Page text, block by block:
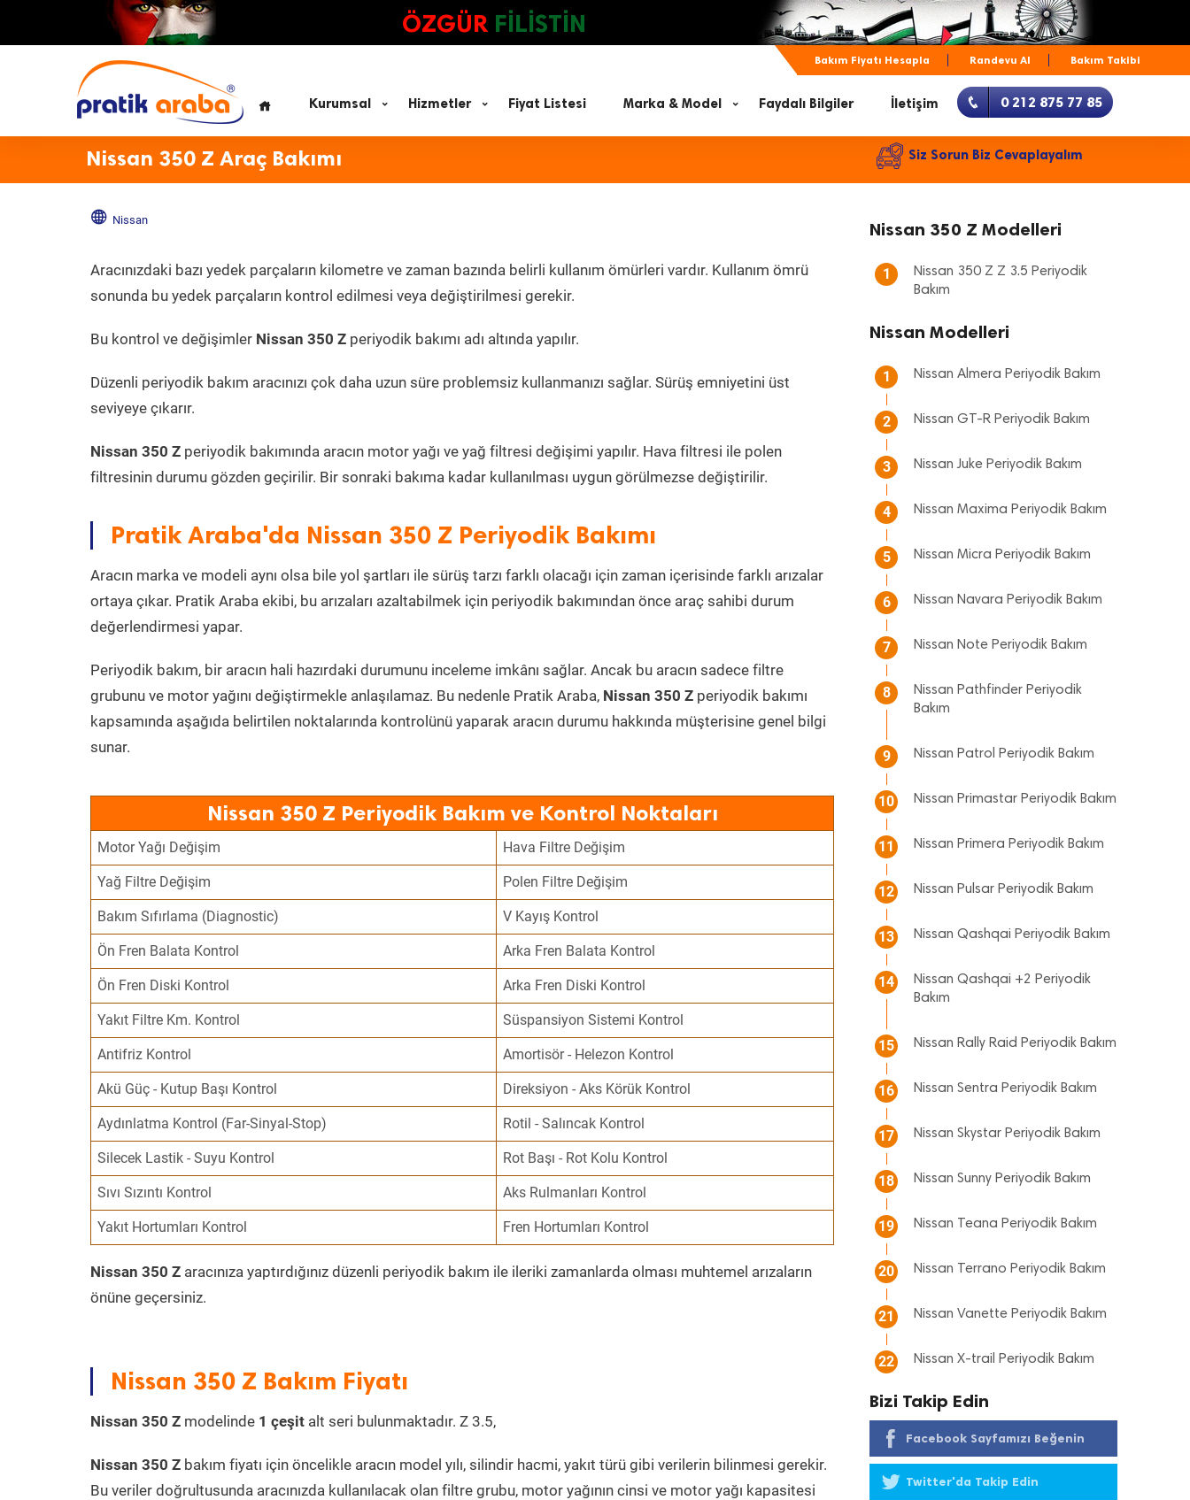
ÖZGÜR FİLİSTİN
Bakım Fiyatı Hesapla Randevu Al Bakım Takibi
Kurumsal Hizmetler Fiyat Listesi Marka & Model Faydalı Bilgiler İletişim 0 212 875 77 85
Nissan 350 Z Araç Bakımı Siz Sorun Biz Cevaplayalım
Nissan
Aracınızdaki bazı yedek parçaların kilometre ve zaman bazında belirli kullanım ömürleri vardır. Kullanım ömrü
sonunda bu yedek parçaların kontrol edilmesi veya değiştirilmesi gerekir.
Bu kontrol ve değişimler Nissan 350 Z periyodik bakımı adı altında yapılır.
Düzenli periyodik bakım aracınızı çok daha uzun süre problemsiz kullanmanızı sağlar. Sürüş emniyetini üst
seviyeye çıkarır.
Nissan 350 Z periyodik bakımında aracın motor yağı ve yağ filtresi değişimi yapılır. Hava filtresi ile polen
filtresinin durumu gözden geçirilir. Bir sonraki bakıma kadar kullanılması uygun görülmezse değiştirilir.
Pratik Araba'da Nissan 350 Z Periyodik Bakımı
Aracın marka ve modeli aynı olsa bile yol şartları ile sürüş tarzı farklı olacağı için zaman içerisinde farklı arızalar
ortaya çıkar. Pratik Araba ekibi, bu arızaları azaltabilmek için periyodik bakımından önce araç sahibi durum
değerlendirmesi yapar.
Periyodik bakım, bir aracın hali hazırdaki durumunu inceleme imkânı sağlar. Ancak bu aracın sadece filtre
grubunu ve motor yağını değiştirmekle anlaşılamaz. Bu nedenle Pratik Araba, Nissan 350 Z periyodik bakımı
kapsamında aşağıda belirtilen noktalarında kontrolünü yaparak aracın durumu hakkında müşterisine genel bilgi
sunar.
Nissan 350 Z Periyodik Bakım ve Kontrol Noktaları
Motor Yağı Değişim Hava Filtre Değişim
Yağ Filtre Değişim Polen Filtre Değişim
Bakım Sıfırlama (Diagnostic) V Kayış Kontrol
Ön Fren Balata Kontrol Arka Fren Balata Kontrol
Ön Fren Diski Kontrol Arka Fren Diski Kontrol
Yakıt Filtre Km. Kontrol Süspansiyon Sistemi Kontrol
Antifriz Kontrol Amortisör - Helezon Kontrol
Akü Güç - Kutup Başı Kontrol Direksiyon - Aks Körük Kontrol
Aydınlatma Kontrol (Far-Sinyal-Stop) Rotil - Salıncak Kontrol
Silecek Lastik - Suyu Kontrol Rot Başı - Rot Kolu Kontrol
Sıvı Sızıntı Kontrol Aks Rulmanları Kontrol
Yakıt Hortumları Kontrol Fren Hortumları Kontrol
Nissan 350 Z aracınıza yaptırdığınız düzenli periyodik bakım ile ileriki zamanlarda olması muhtemel arızaların
önüne geçersiniz.
Nissan 350 Z Bakım Fiyatı
Nissan 350 Z modelinde 1 çeşit alt seri bulunmaktadır. Z 3.5,
Nissan 350 Z bakım fiyatı için öncelikle aracın model yılı, silindir hacmi, yakıt türü gibi verilerin bilinmesi gerekir.
Bu veriler doğrultusunda aracınızda kullanılacak olan filtre grubu, motor yağının cinsi ve motor yağı kapasitesi
Nissan 350 Z Modelleri
1
Nissan 350 Z Z 3.5 Periyodik
Bakım
Nissan Modelleri
1 Nissan Almera Periyodik Bakım
2 Nissan GT-R Periyodik Bakım
3 Nissan Juke Periyodik Bakım
4 Nissan Maxima Periyodik Bakım
5 Nissan Micra Periyodik Bakım
6 Nissan Navara Periyodik Bakım
7 Nissan Note Periyodik Bakım
8
Nissan Pathfinder Periyodik
Bakım
9 Nissan Patrol Periyodik Bakım
10 Nissan Primastar Periyodik Bakım
11 Nissan Primera Periyodik Bakım
12 Nissan Pulsar Periyodik Bakım
13 Nissan Qashqai Periyodik Bakım
14
Nissan Qashqai +2 Periyodik
Bakım
15 Nissan Rally Raid Periyodik Bakım
16 Nissan Sentra Periyodik Bakım
17 Nissan Skystar Periyodik Bakım
18 Nissan Sunny Periyodik Bakım
19 Nissan Teana Periyodik Bakım
20 Nissan Terrano Periyodik Bakım
21 Nissan Vanette Periyodik Bakım
22 Nissan X-trail Periyodik Bakım
Bizi Takip Edin
Facebook Sayfamızı Beğenin
Twitter'da Takip Edin